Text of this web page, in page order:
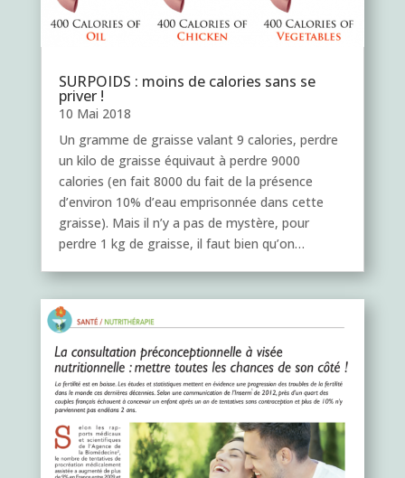
SURPOIDS : moins de calories sans se
priver !
10 Mai 2018
Un gramme de graisse valant 9 calories, perdre
un kilo de graisse équivaut à perdre 9000
calories (en fait 8000 du fait de la présence
d’environ 10% d’eau emprisonnée dans cette
graisse). Mais il n’y a pas de mystère, pour
perdre 1 kg de graisse, il faut bien qu’on…